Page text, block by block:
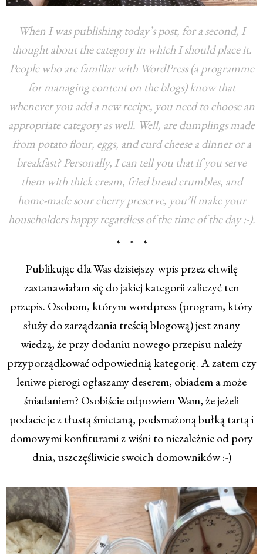
When I was publishing today’s post, for a second, I
thought about the category in which I should place it.
People who are familiar with WordPress (a programme
for managing content on the blogs) know that
whenever you add a new recipe, you need to choose an
appropriate category as well. Well, are dumplings made
from potato flour, eggs, and curd cheese a dinner or a
breakfast? Personally, I can tell you that if you serve
them with thick cream, fried bread crumbles, and
home-made sour cherry preserve, you’ll make your
householders happy regardless of the time of the day :-).
* * *
Publikując dla Was dzisiejszy wpis przez chwilę
zastanawiałam się do jakiej kategorii zaliczyć ten
przepis. Osobom, którym wordpress (program, który
służy do zarządzania treścią blogową) jest znany
wiedzą, że przy dodaniu nowego przepisu należy
przyporządkować odpowiednią kategorię. A zatem czy
leniwe pierogi ogłaszamy deserem, obiadem a może
śniadaniem? Osobiście odpowiem Wam, że jeżeli
podacie je z tłustą śmietaną, podsmażoną bułką tartą i
domowymi konfiturami z wiśni to niezależnie od pory
dnia, uszczęśliwicie swoich domowników :-)